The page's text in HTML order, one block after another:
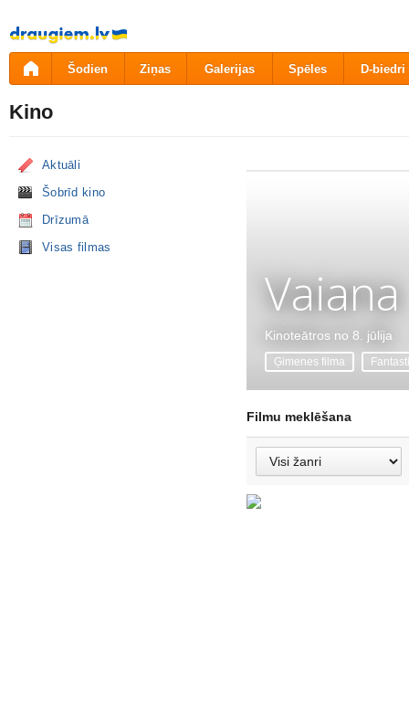
Pāriet
uz
saturu
Šodien Ziņas Galerijas Spēles D-biedri
Kino
Aktuāli
Šobrīd kino
Drīzumā
Visas filmas
Vaiana
Kinoteātros no 8. jūlija
Ģimenes filma
Filmu meklēšana